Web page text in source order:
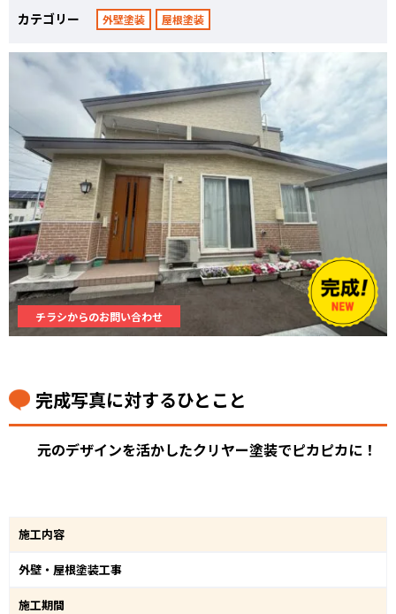
カテゴリー 外壁塗装 屋根塗装
チラシからのお問い合わせ
完成写真に対するひとこと
元のデザインを活かしたクリヤー塗装でピカピカに！
施工内容
外壁・屋根塗装工事
施工期間